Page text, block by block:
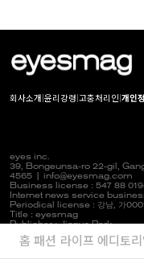
회사소개 윤리강령 고충처리인 개인
eyes inc.
39, Bongeunsa-ro 22-gil,
4565
info@eyesmag.com
Business license : 547 88
Internet news service
Periodical license : 강남, 가
Title : eyesmag
Publisher : Jinpyo Park
News manager & Editorial
홈 패션 라이프 에디토리